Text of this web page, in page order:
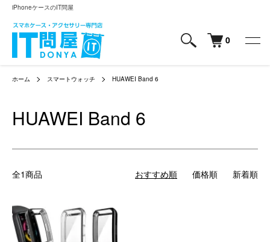
iPhoneケースのIT問屋
0
ホーム スマートウォッチ HUAWEI Band 6
HUAWEI Band 6
全1商品 おすすめ順 価格順 新着順